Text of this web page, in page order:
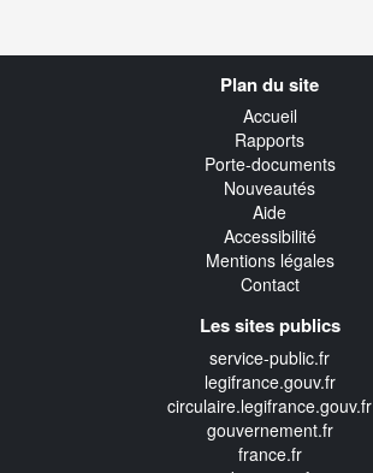
Plan du site
Accueil
Rapports
Porte-documents
Nouveautés
Aide
Accessibilité
Mentions légales
Contact
Les sites publics
service-public.fr
legifrance.gouv.fr
circulaire.legifrance.gouv.fr
gouvernement.fr
france.fr